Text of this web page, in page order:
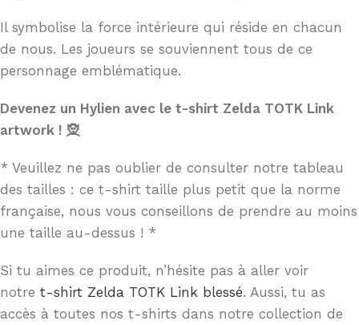
Il symbolise la force intérieure qui réside en chacun
de nous. Les joueurs se souviennent tous de ce
personnage emblématique.
Devenez un Hylien avec le t-shirt Zelda TOTK Link
artwork ! 🧝
* Veuillez ne pas oublier de consulter notre tableau
des tailles : ce t-shirt taille plus petit que la norme
française, nous vous conseillons de prendre au moins
une taille au-dessus ! *
Si tu aimes ce produit, n’hésite pas à aller voir
notre t-shirt Zelda TOTK Link blessé. Aussi, tu as
accès à toutes nos t-shirts dans notre collection de